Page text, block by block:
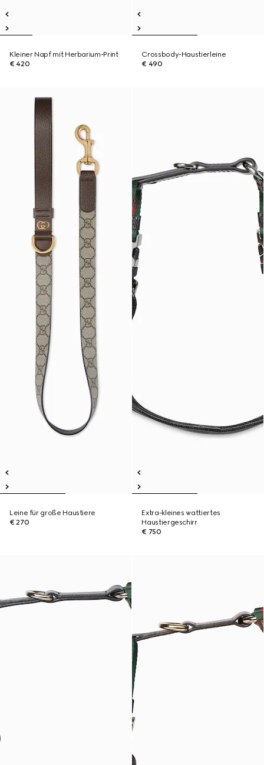
Kleiner Napf mit Herbarium-Print
€ 420
Crossbody-Haustierleine
€ 490
Leine für große Haustiere
€ 270
Extra-kleines wattiertes
Haustiergeschirr
€ 750